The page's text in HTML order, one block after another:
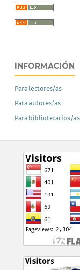
INFORMACIÓN
Para lectores/as
Para autores/as
Para bibliotecarios/as